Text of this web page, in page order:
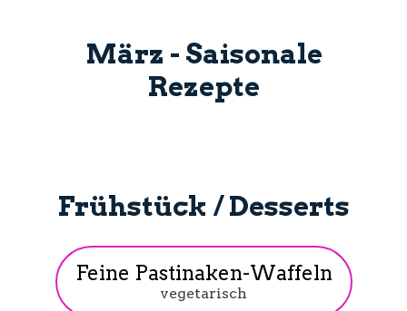
März - Saisonale
Rezepte
Frühstück / Desserts
Feine Pastinaken-Waffeln
vegetarisch